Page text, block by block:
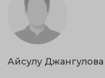
Айсулу Джангулова